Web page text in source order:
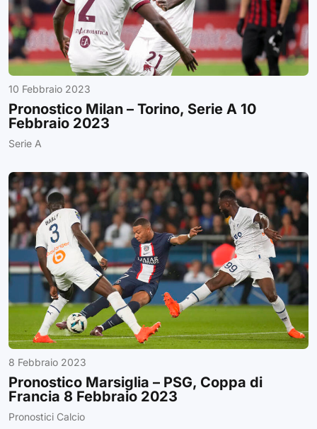
10 Febbraio 2023
Pronostico Milan – Torino, Serie A 10
Febbraio 2023
Serie A
8 Febbraio 2023
Pronostico Marsiglia – PSG, Coppa di
Francia 8 Febbraio 2023
Pronostici Calcio